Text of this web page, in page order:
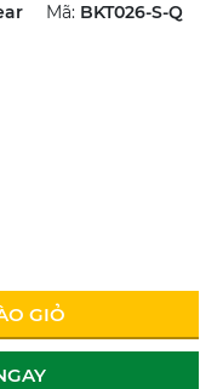
Mã: BKT026-S-Q
GIỎ